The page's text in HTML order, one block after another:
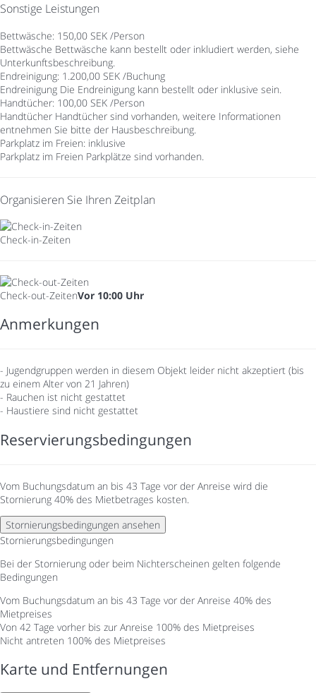
Sonstige Leistungen
Bettwäsche: 150,00 SEK /Person
Bettwäsche Bettwäsche kann bestellt oder inkludiert werden, siehe
Unterkunftsbeschreibung.
Endreinigung: 1.200,00 SEK /Buchung
Endreinigung Die Endreinigung kann bestellt oder inklusive sein.
Handtücher: 100,00 SEK /Person
Handtücher Handtücher sind vorhanden, weitere Informationen
entnehmen Sie bitte der Hausbeschreibung.
Parkplatz im Freien: inklusive
Parkplatz im Freien Parkplätze sind vorhanden.
Organisieren Sie Ihren Zeitplan
Check-in-Zeiten
Check-out-ZeitenVor 10:00 Uhr
Anmerkungen
- Jugendgruppen werden in diesem Objekt leider nicht akzeptiert (bis
zu einem Alter von 21 Jahren)
- Rauchen ist nicht gestattet
- Haustiere sind nicht gestattet
Reservierungsbedingungen
Vom Buchungsdatum an bis 43 Tage vor der Anreise wird die
Stornierung 40% des Mietbetrages kosten.
Stornierungsbedingungen ansehen
Stornierungsbedingungen
Bei der Stornierung oder beim Nichterscheinen gelten folgende
Bedingungen
Vom Buchungsdatum an bis 43 Tage vor der Anreise 40% des
Mietpreises
Von 42 Tage vorher bis zur Anreise 100% des Mietpreises
Nicht antreten 100% des Mietpreises
Karte und Entfernungen